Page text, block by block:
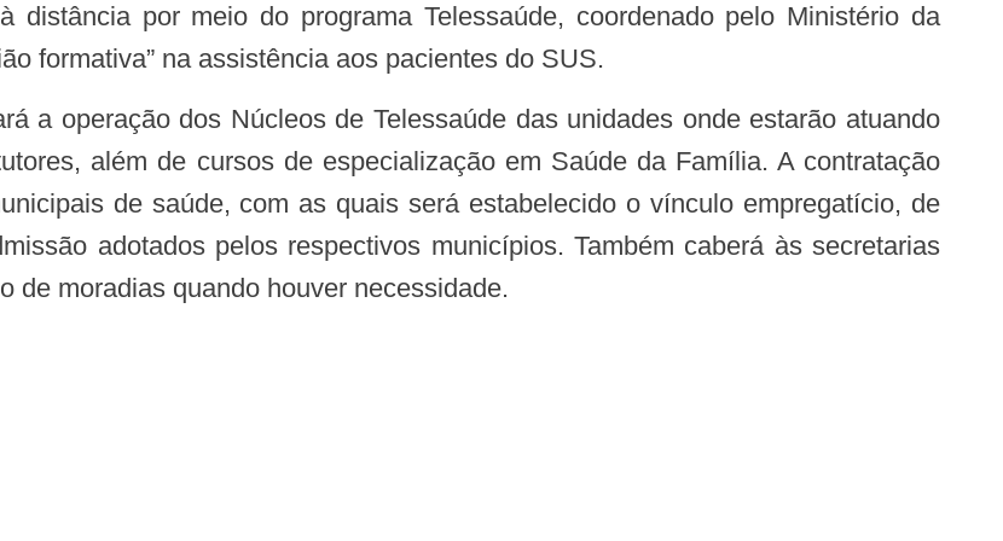
distância por meio do programa Telessaúde, coordenado pelo Ministério da
formativa” na assistência aos pacientes do SUS.
além de cursos de especialização em Saúde da Família. A contratação
de saúde, com as quais será estabelecido o vínculo empregatício, de
adotados pelos respectivos municípios. Também caberá às secretarias
de moradias quando houver necessidade.